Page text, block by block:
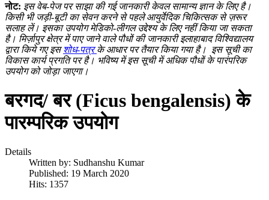
नोट: इस वेब-पेज पर साझा की गई जानकारी केवल सामान्य ज्ञान के लिए है।
किसी भी जड़ी-बूटी का सेवन करने से पहले आयुर्वेदिक चिकित्सक से ज़रूर
सलाह लें। इसका उपयोग मेडिको-लीगल उद्देश्य के लिए नहीं किया जा सकता
है। मिर्ज़ापुर क्षेत्र में पाए जाने वाले पौधों की जानकारी इलाहाबाद विश्विद्यालय
द्वारा किये गए इसशोध-पत्रके आधार पर तैयार किया गया है। इस सूची का
विकास कार्य प्रगति पर है। भविष्य में इस सूची में अधिक पौधों के पारंपरिक
उपयोग को जोड़ा जाएगा।
बरगद/ बर (Ficus bengalensis) के
पारम्परिक उपयोग
Details
Written by: Sudhanshu Kumar
Published: 19 March 2020
Hits: 1357